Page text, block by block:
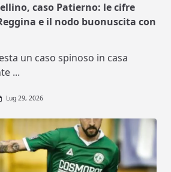
caso Patierno: le cifre
e il nodo buonuscita con
un caso spinoso in casa
...
Lug 29, 2026